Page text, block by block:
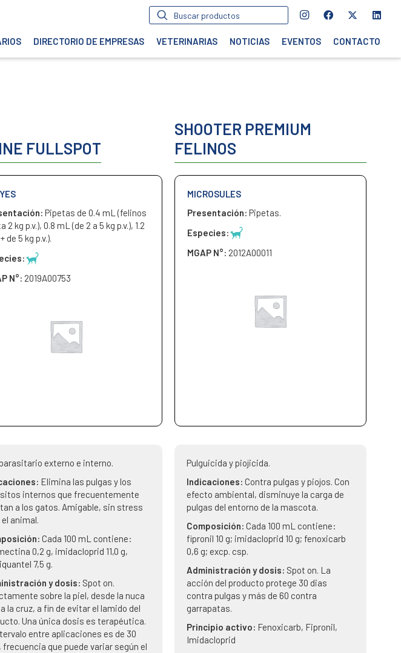
Búsqueda
de
DIRECTORIO DE EMPRESAS VETERINARIAS NOTICIAS EVENTOS CONTACTO
FULLSPOT
Pipetas de 0.4 mL (felinos
2 kg p.v.), 0.8 mL (de 2 a 5 kg p.v.), 1.2
de 5 kg p.v.).
N°: 2019A00753
externo e interno.
Elimina las pulgas y los
internos que frecuentemente
a los gatos. Amigable, sin stress
animal.
Cada 100 mL contiene:
0,2 g, imidacloprid 11,0 g,
7,5 g.
y dosis: Spot on.
sobre la piel, desde la nuca
la cruz, a fin de evitar el lamido del
Una única dosis es terapéutica.
entre aplicaciones es de 30
frecuencia que puede variar según el
SHOOTER PREMIUM
FELINOS
MICROSULES
Presentación: Pipetas.
Especies:
MGAP N°: 2012A00011
Pulguicida y piojicida.
Indicaciones: Contra pulgas y piojos. Con
efecto ambiental, disminuye la carga de
pulgas del entorno de la mascota.
Composición: Cada 100 mL contiene:
fipronil 10 g; imidacloprid 10 g; fenoxicarb
0,6 g; excp. csp.
Administración y dosis: Spot on. La
acción del producto protege 30 dias
contra pulgas y más de 60 contra
garrapatas.
Principio activo: Fenoxicarb, Fipronil,
Imidacloprid